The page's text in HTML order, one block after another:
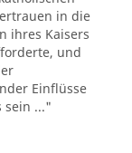
in die
ihres Kaisers
und
Einflüsse
sein ..."